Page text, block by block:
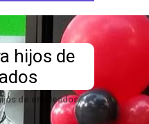
hijos de
de empleados